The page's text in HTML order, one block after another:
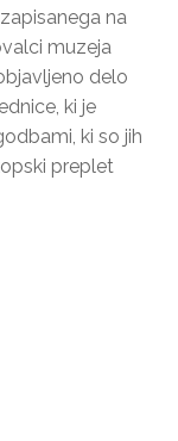
na
muzeja
delo
ki je
ki so jih
preplet